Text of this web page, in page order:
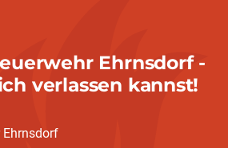
Ehrnsdorf -
verlassen kannst!
Ehrnsdorf